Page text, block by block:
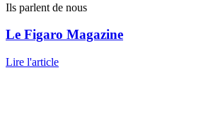
Ils parlent de nous
Le Figaro Magazine
Lire l'article